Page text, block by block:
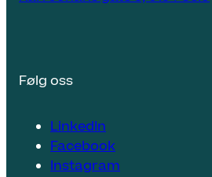
Følg oss
LinkedIn
Facebook
Instagram